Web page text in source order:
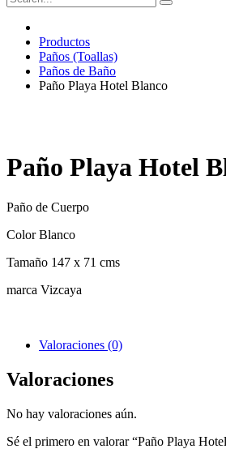
Productos
Paños (Toallas)
Paños de Baño
Paño Playa Hotel Blanco
Paño Playa Hotel
Paño de Cuerpo
Color Blanco
Tamaño 147 x 71 cms
marca Vizcaya
Valoraciones (0)
Valoraciones
No hay valoraciones aún.
Sé el primero en valorar “Paño Playa